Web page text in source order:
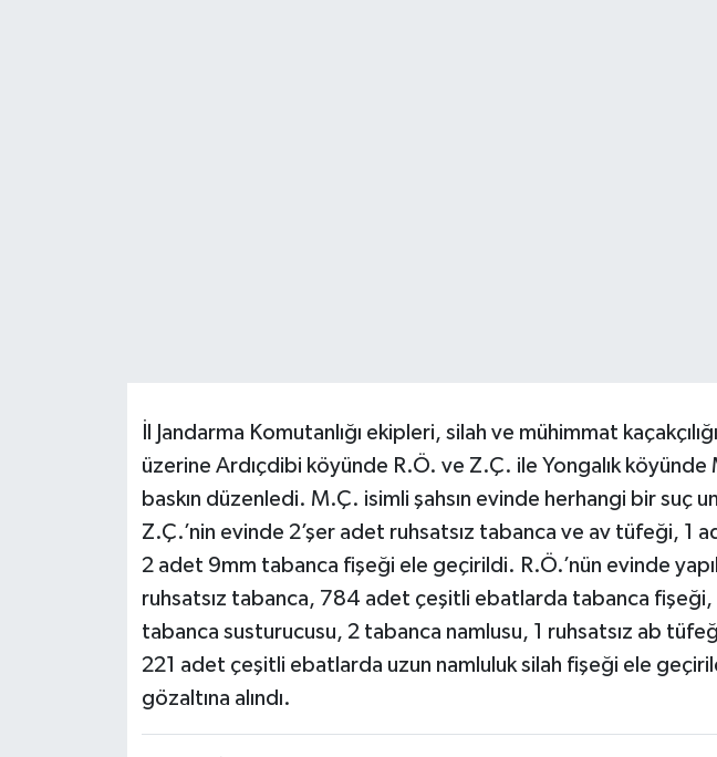
İl Jandarma Komutanlığı ekipleri, silah ve mühimmat
üzerine Ardıçdibi köyünde R.Ö. ve Z.Ç. ile Yongalık köyünde
baskın düzenledi. M.Ç. isimli şahsın evinde herhangi bir suç
Z.Ç.’nin evinde 2’şer adet ruhsatsız tabanca ve av tüfeği, 1
2 adet 9mm tabanca fişeği ele geçirildi. R.Ö.’nün evinde
ruhsatsız tabanca, 784 adet çeşitli ebatlarda tabanca
tabanca susturucusu, 2 tabanca namlusu, 1 ruhsatsız ab
221 adet çeşitli ebatlarda uzun namluluk silah fişeği ele
gözaltına alındı.